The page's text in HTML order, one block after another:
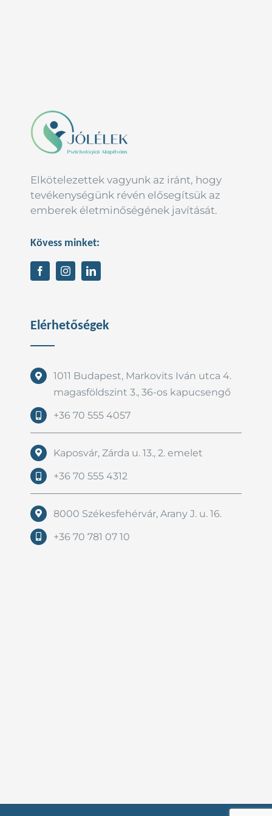
Elkötelezettek vagyunk az iránt, hogy
tevékenységünk révén elősegítsük az
emberek életminőségének javítását.
Kövess minket:
Elérhetőségek
1011 Budapest, Markovits Iván utca 4.
magasföldszint 3., 36-os kapucsengő
+36 70 555 4057
Kaposvár, Zárda u. 13., 2. emelet
+36 70 555 4312
8000 Székesfehérvár, Arany J. u. 16.
+36 70 781 07 10